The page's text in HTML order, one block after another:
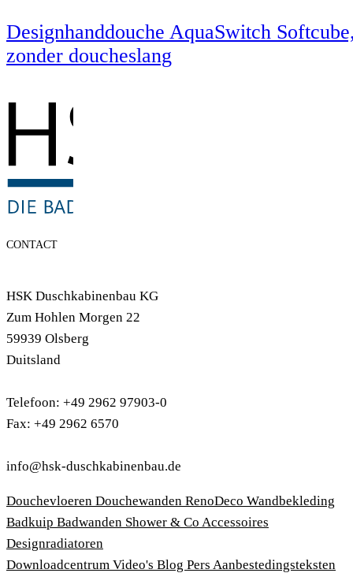
Designhanddouche AquaSwitch
zonder doucheslang
CONTACT
HSK Duschkabinenbau KG
Zum Hohlen Morgen 22
59939 Olsberg
Duitsland
Telefoon: +49 2962 97903-0
Fax: +49 2962 6570
info@hsk-duschkabinenbau.de
Douchevloeren Douchewanden RenoDeco Wandbekleding
Badkuip Badwanden Shower & Co Accessoires
Designradiatoren
Downloadcentrum Video's Blog Pers Aanbestedingsteksten